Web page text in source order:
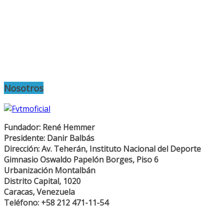
Nosotros
Fundador: René Hemmer
Presidente: Danir Balbás
Dirección: Av. Teherán, Instituto Nacional del Deporte
Gimnasio Oswaldo Papelón Borges, Piso 6
Urbanización Montalbán
Distrito Capital, 1020
Caracas, Venezuela
Teléfono: +58 212 471-11-54